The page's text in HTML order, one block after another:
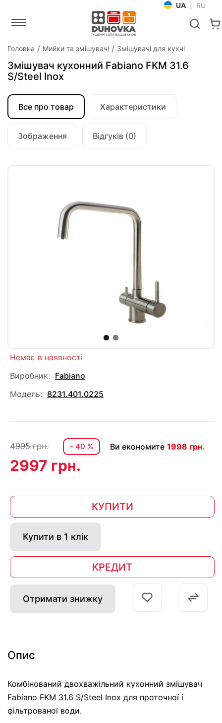
UA RU
Головна Мийки та змішувачі Змішувачі для кухні
Змішувач кухонний Fabiano FKM 31.6
S/Steel Inox
Все про товар Характеристики
Зображення Відгуків (0)
Немає в наявності
Виробник: Fabiano
Модель: 8231.401.0225
4995 грн. - 40 % Ви економите 1998 грн.
2997 грн.
КУПИТИ
Купити в 1 клік
КРЕДИТ
Отримати знижку
Опис
Комбінований двохважільний кухонний змішувач
Fabiano FKM 31.6 S/Steel Inox для проточної і
фільтрованої води.